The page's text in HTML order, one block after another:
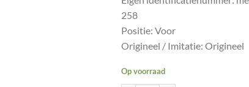
258
Positie: Voor
Origineel / Imitatie: Origineel
Op voorraad